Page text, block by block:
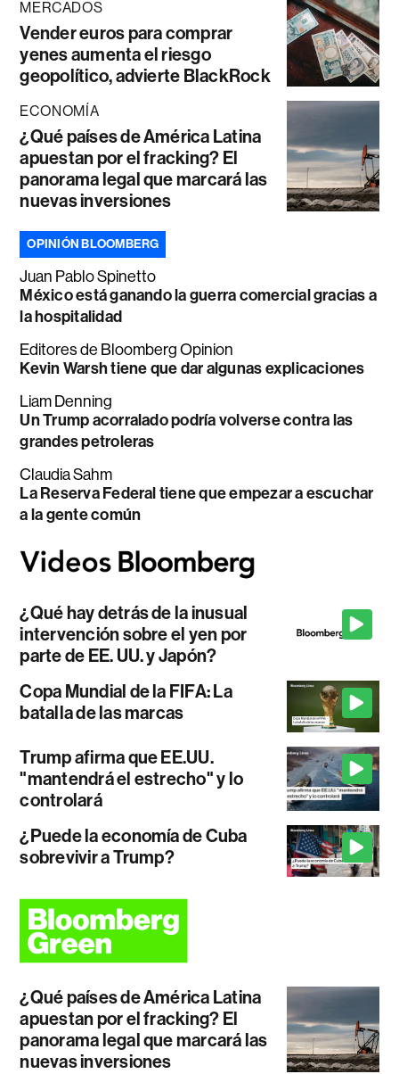
MERCADOS
Vender euros para comprar
yenes aumenta el riesgo
geopolítico, advierte BlackRock
ECONOMÍA
¿Qué países de América Latina
apuestan por el fracking? El
panorama legal que marcará las
nuevas inversiones
OPINIÓN BLOOMBERG
Juan Pablo Spinetto
México está ganando la guerra comercial gracias a
la hospitalidad
Editores de Bloomberg Opinion
Kevin Warsh tiene que dar algunas explicaciones
Liam Denning
Un Trump acorralado podría volverse contra las
grandes petroleras
Claudia Sahm
La Reserva Federal tiene que empezar a escuchar
a la gente común
¿Qué hay detrás de la inusual
intervención sobre el yen por
parte de EE. UU. y Japón?
Copa Mundial de la FIFA: La
batalla de las marcas
Trump afirma que EE.UU.
"mantendrá el estrecho" y lo
controlará
¿Puede la economía de Cuba
sobrevivir a Trump?
¿Qué países de América Latina
apuestan por el fracking? El
panorama legal que marcará las
nuevas inversiones